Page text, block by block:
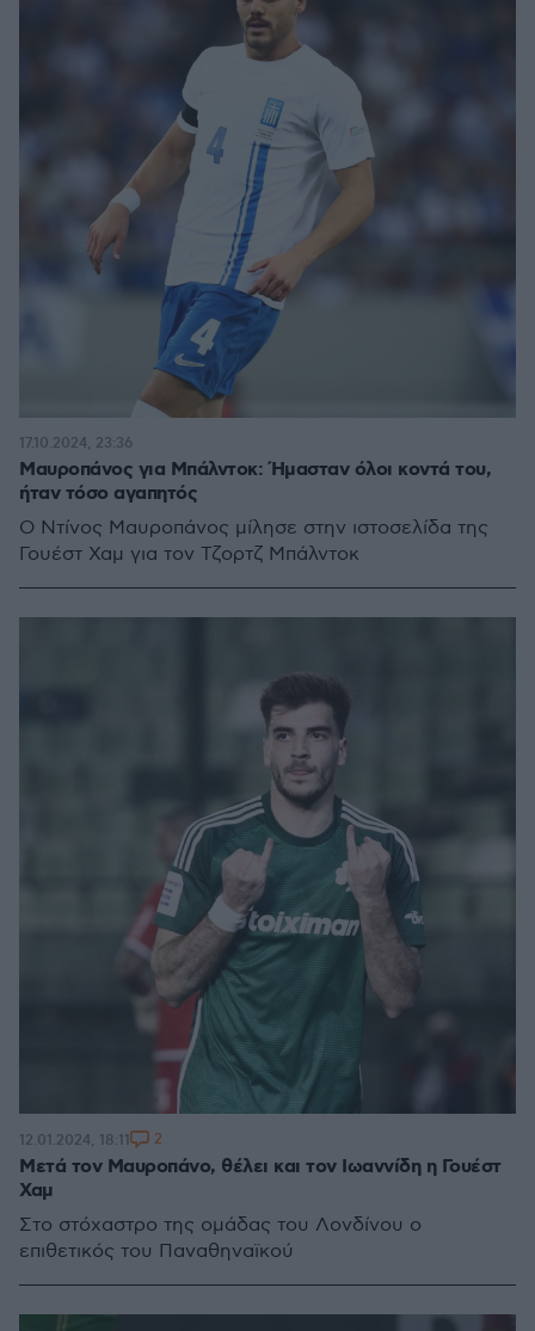
Μαυροπάνος για Μπάλντοκ: Ήμασταν όλοι κοντά του,
ήταν τόσο αγαπητός
Ο Ντίνος Μαυροπάνος μίλησε στην ιστοσελίδα της
Γουέστ Χαμ για τον Τζορτζ Μπάλντοκ
17.10.2024, 23:36
Μετά τον Μαυροπάνο, θέλει και τον Ιωαννίδη η Γουέστ
Χαμ
Στο στόχαστρο της ομάδας του Λονδίνου ο
επιθετικός του Παναθηναϊκού
12.01.2024, 18:11 2